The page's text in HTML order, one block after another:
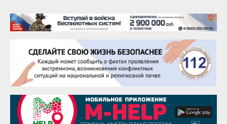
25 августа
Сэсэгма Бубеева
28 августа
Чингиз Мустафаев
29 августа
Надежда Рослова
1 сентября
Гали Хасанов